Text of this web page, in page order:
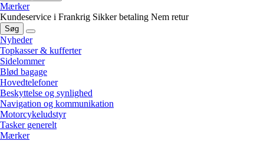
Mærker
Kundeservice i Frankrig Sikker betaling Nem retur
Søg
Nyheder
Topkasser & kufferter
Sidelommer
Blød bagage
Hovedtelefoner
Beskyttelse og synlighed
Navigation og kommunikation
Motorcykeludstyr
Tasker generelt
Mærker